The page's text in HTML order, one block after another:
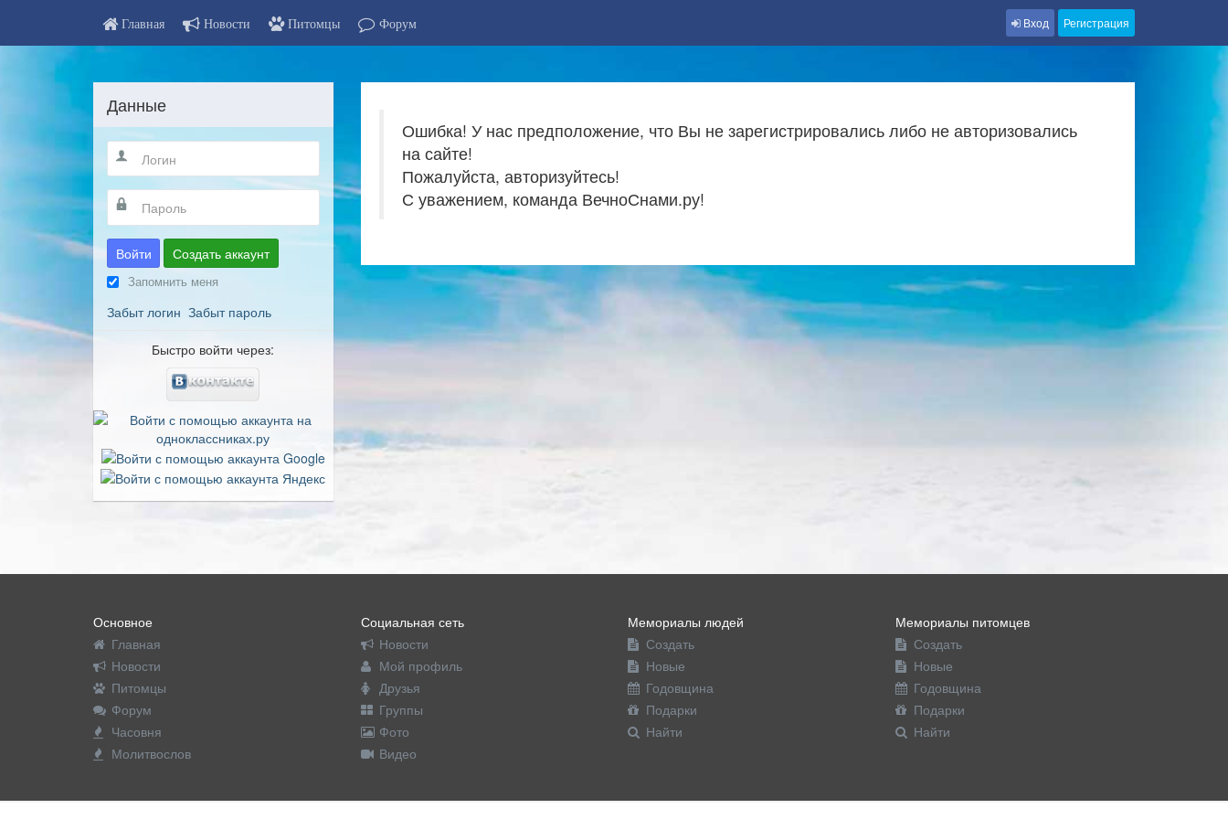
Главная Новости Питомцы Форум Вход Регистрация
Ошибка! У нас предположение, что Вы не зарегистрировались либо не авторизовались
на сайте!
Пожалуйста, авторизуйтесь!
С уважением, команда ВечноСнами.ру!
Данные
Войти Создать аккаунт
Запомнить меня
Забыт логин Забыт пароль
Быстро войти через:
Основное
Главная
Новости
Питомцы
Форум
Часовня
Молитвослов
Социальная сеть
Новости
Мой профиль
Друзья
Группы
Фото
Видео
Мемориалы людей
Создать
Новые
Годовщина
Подарки
Найти
Мемориалы питомцев
Создать
Новые
Годовщина
Подарки
Найти